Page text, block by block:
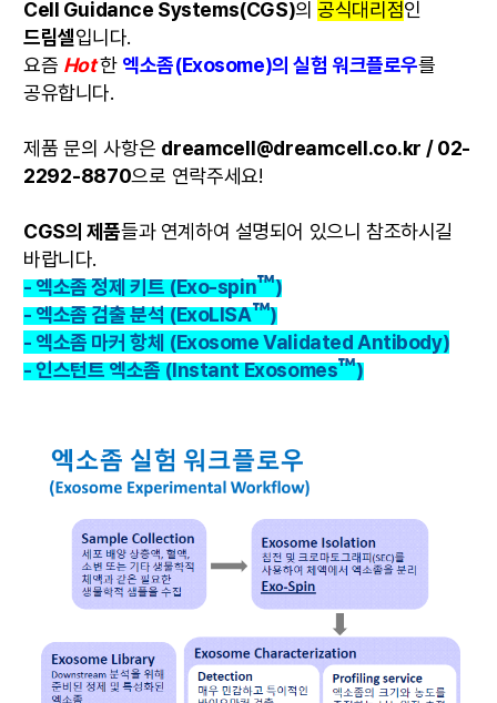
Cell Guidance Systems(CGS)의공식대리점인
드림셀입니다.
요즘 Hot한 엑소좀(Exosome)의 실험 워크플로우를
공유합니다.
제품 문의 사항은 dreamcell@dreamcell.co.kr / 02-
2292-8870으로 연락주세요!
CGS의 제품들과 연계하여 설명되어 있으니 참조하시길
바랍니다.
- 엑소좀 정제 키트 (Exo-spin™)
- 엑소좀 검출 분석 (ExoLISA™)
- 엑소좀 마커 항체 (Exosome Validated Antibody)
- 인스턴트 엑소좀 (Instant Exosomes™)